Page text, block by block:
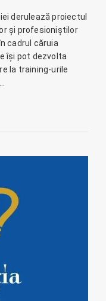
derulează proiectul
și profesioniștilor
cadrul căruia
își pot dezvolta
la training-urile